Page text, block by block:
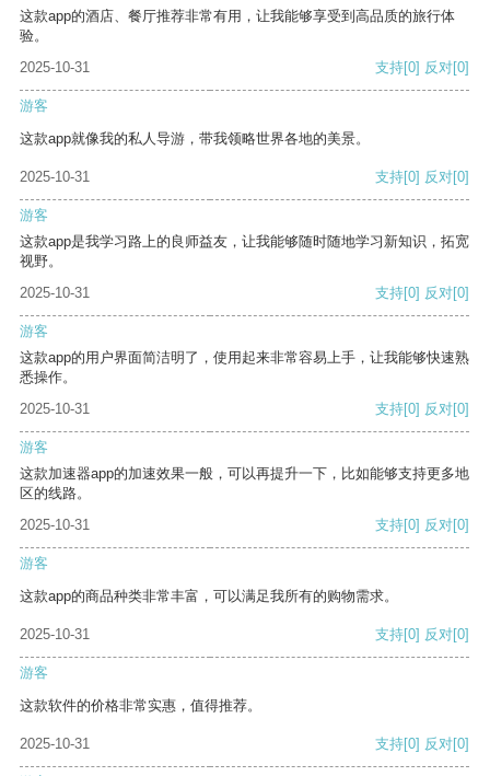
这款app的酒店、餐厅推荐非常有用，让我能够享受到高品质的旅行体
验。
2025-10-31
支持[0] 反对[0]
游客
这款app就像我的私人导游，带我领略世界各地的美景。
2025-10-31 支持[0] 反对[0]
游客
这款app是我学习路上的良师益友，让我能够随时随地学习新知识，拓宽
视野。
2025-10-31
支持[0] 反对[0]
游客
这款app的用户界面简洁明了，使用起来非常容易上手，让我能够快速熟
悉操作。
2025-10-31
支持[0] 反对[0]
游客
这款加速器app的加速效果一般，可以再提升一下，比如能够支持更多地
区的线路。
2025-10-31
支持[0] 反对[0]
游客
这款app的商品种类非常丰富，可以满足我所有的购物需求。
2025-10-31 支持[0] 反对[0]
游客
这款软件的价格非常实惠，值得推荐。
2025-10-31 支持[0] 反对[0]